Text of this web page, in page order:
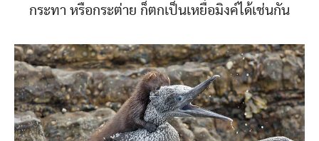
กระทา หรือกระต่าย ก็ตกเป็นเหยื่อมิงค์ได้เช่นกัน